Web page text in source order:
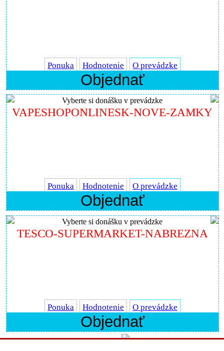
Ponuka Hodnotenie O prevádzke
Objednať
Vyberte si donášku v prevádzke
VAPESHOPONLINESK-NOVE-ZAMKY
Ponuka Hodnotenie O prevádzke
Objednať
Vyberte si donášku v prevádzke
TESCO-SUPERMARKET-NABREZNA
Ponuka Hodnotenie O prevádzke
Objednať
Powered by